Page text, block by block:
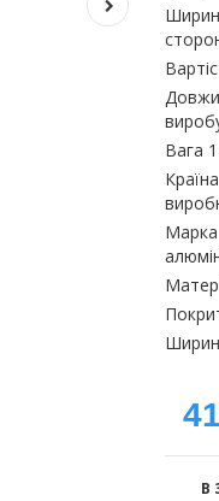
Вага
Країна
Марка
В